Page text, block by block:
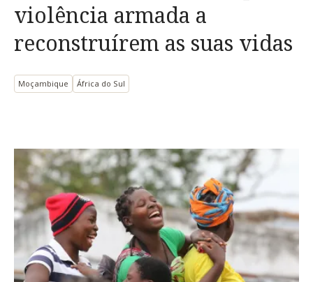
violência armada a
reconstruírem as suas vidas
Moçambique África do Sul